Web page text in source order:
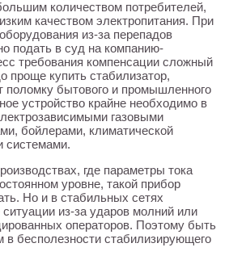
количеством потребителей,
качеством электропитания. При
из-за перепадов
подать в суд на компанию-
требования компенсации сложный
проще купить стабилизатор,
поломку бытового и промышленного
устройство крайне необходимо в
газовыми
бойлерами, климатической
системами.
где параметры тока
уровне, такой прибор
Но и в стабильных сетях
из-за ударов молний или
операторов. Поэтому быть
бесполезности стабилизирующего